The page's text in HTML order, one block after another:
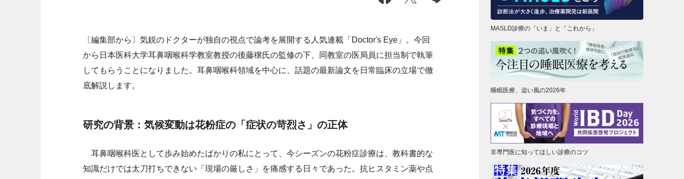
〔編集部から〕気鋭のドクターが独自の視点で論考を展開する人気連載「Doctor's Eye」。今回
から日本医科大学耳鼻咽喉科学教室教授の後藤穣氏の監修の下、同教室の医局員に担当制で執筆
してもらうことになりました。耳鼻咽喉科領域を中心に、話題の最新論文を日常臨床の立場で徹
底解説します。
研究の背景：気候変動は花粉症の「症状の苛烈さ」の正体
耳鼻咽喉科医として歩み始めたばかりの私にとって、今シーズンの花粉症診療は、教科書的な
知識だけでは太刀打ちできない「現場の厳しさ」を痛感する日々であった。抗ヒスタミン薬や点
MASLD診療の「いま」と「これから」
睡眠医療、追い風の2026年
非専門医に知ってほしい診療のコツ